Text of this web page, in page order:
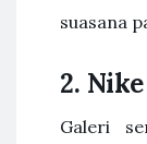
suasana
2.
Galeri